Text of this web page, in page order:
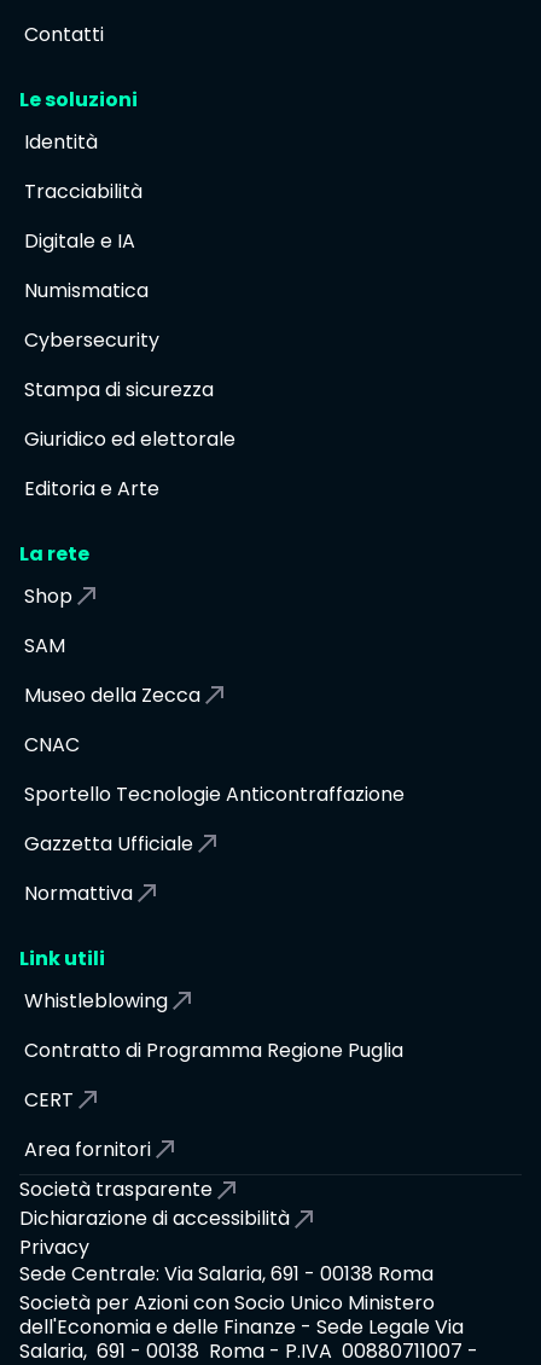
Contatti
Le soluzioni
Identità
Tracciabilità
Digitale e IA
Numismatica
Cybersecurity
Stampa di sicurezza
Giuridico ed elettorale
Editoria e Arte
La rete
Shop
SAM
Museo della Zecca
CNAC
Sportello Tecnologie Anticontraffazione
Gazzetta Ufficiale
Normattiva
Link utili
Whistleblowing
Contratto di Programma Regione Puglia
CERT
Area fornitori
Società trasparente
Dichiarazione di accessibilità
Privacy
Sede Centrale: Via Salaria, 691 - 00138 Roma
Società per Azioni con Socio Unico Ministero
dell'Economia e delle Finanze - Sede Legale Via
Salaria, 691 - 00138 Roma - P.IVA 00880711007 -